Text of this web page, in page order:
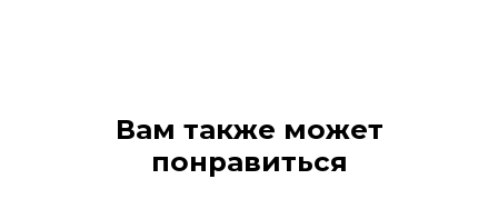
Вам также может
понравиться